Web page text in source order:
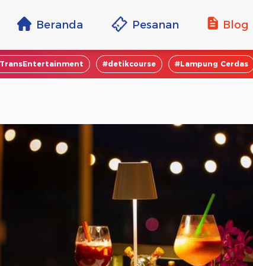
Beranda Pesanan Blog
#detikcourse #Lampung Cerdas